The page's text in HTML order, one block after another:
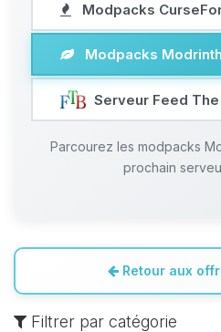
Modpacks
Modpacks Modrinth
Serveur Feed
Parcourez les modpacks
prochain
Retour aux
Filtrer par catégorie